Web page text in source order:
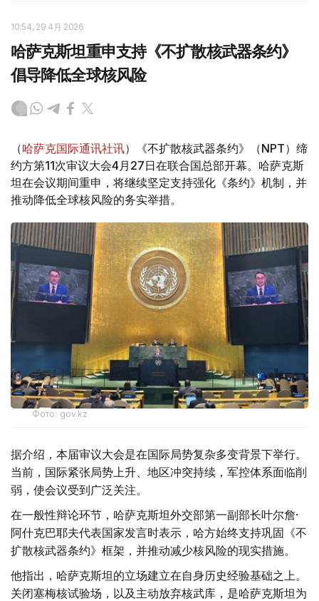
10:54, 29 4月 2026
哈萨克斯坦重申支持《不扩散核武器条约》
倡导降低全球核风险
（哈萨克国际通讯社讯）《不扩散核武器条约》（NPT）缔
约方第11次审议大会4月27日在联合国总部开幕。哈萨克斯
坦在会议期间重申，将继续坚定支持强化《条约》机制，并
推动降低全球核风险的务实举措。
Фото: gov.kz
据介绍，本届审议大会是在国际局势复杂多变背景下举行。
当前，国际紧张局势上升、地区冲突持续，军控体系面临削
弱，使会议受到广泛关注。
在一般性辩论环节，哈萨克斯坦外交部第一副部长叶尔詹·
阿什克巴耶夫代表国家发言时表示，哈方始终支持巩固《不
扩散核武器条约》框架，并推动减少核风险的现实措施。
他指出，哈萨克斯坦的立场建立在自身历史经验基础之上。
关闭塞梅核试验场，以及主动放弃核武库，是哈萨克斯坦为